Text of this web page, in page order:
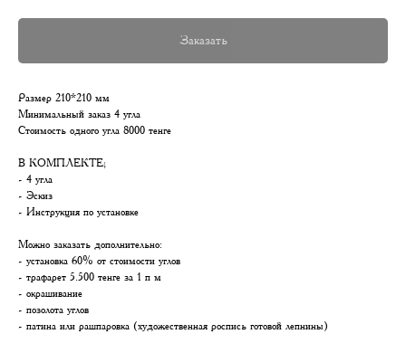
Заказать
Размер 210*210 мм
Минимальный заказ 4 угла
Стоимость одного угла 8000 тенге
В КОМПЛЕКТЕ;
- 4 угла
- Эскиз
- Инструкция по установке
Можно заказать дополнительно:
- установка 60% от стоимости углов
- трафарет 5.500 тенге за 1 п м
- окрашивание
- позолота углов
- патина или рашпаровка (художественная роспись готовой лепнины)